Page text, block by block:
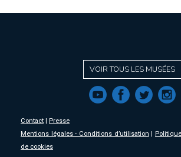
VOIR TOUS LES MUSÉES
f a b e
Contact | Presse
Mentions légales - Conditions d’utilisation |
de cookies